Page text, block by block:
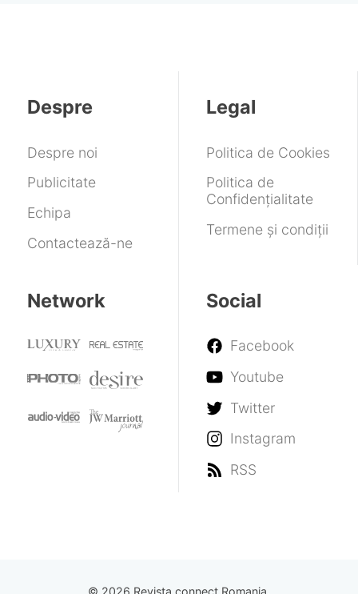
Despre
Despre noi
Publicitate
Echipa
Contactează-ne
Legal
Politica de Cookies
Politica de
Confidențialitate
Termene și condiții
Network Social
Facebook
Youtube
Twitter
Instagram
RSS
© 2026 Revista connect Romania.